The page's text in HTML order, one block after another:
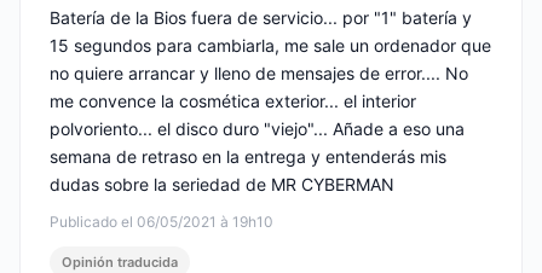
Publicado el 06/05/2021 à 19h10
Batería de la Bios fuera de servicio... por "1" batería y
15 segundos para cambiarla, me sale un ordenador que
no quiere arrancar y lleno de mensajes de error.... No
me convence la cosmética exterior... el interior
polvoriento... el disco duro "viejo"... Añade a eso una
semana de retraso en la entrega y entenderás mis
dudas sobre la seriedad de MR CYBERMAN
Opinión traducida